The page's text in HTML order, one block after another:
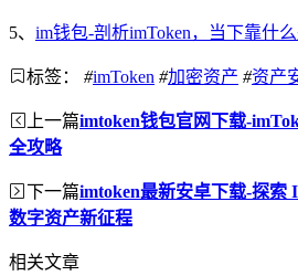
5、 im钱包-剖析imToken，当下靠什么
标签： #imToken #加密资产 #资产
上一篇imtoken钱包官网下载-
全攻略
下一篇imtoken最新安卓下载-探索
数字资产新征程
相关文章